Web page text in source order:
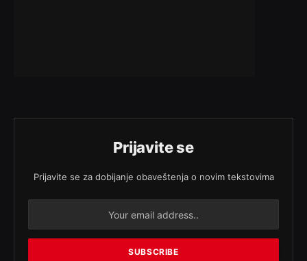
Prijavite se
Prijavite se za dobijanje obaveštenja o novim tekstovima